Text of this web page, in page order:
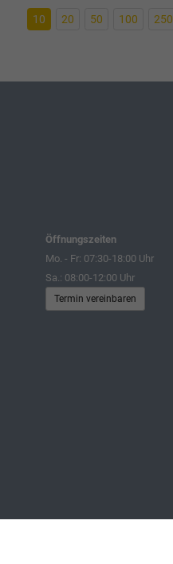
10 20 50 100 250
Öffnungszeiten
Mo. - Fr: 07:30-18:00 Uhr
Sa.: 08:00-12:00 Uhr
Termin vereinbaren